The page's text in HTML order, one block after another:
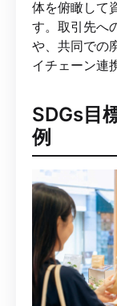
体を俯瞰して
す。取引先へ
や、共同での
イチェーン連
SDGs目
例